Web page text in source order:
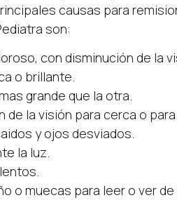
causas para
son:
con disminución de la
o brillante.
grande que la otra.
de la visión para cerca o
y ojos desviados.
la luz.
o muecas para leer o ver